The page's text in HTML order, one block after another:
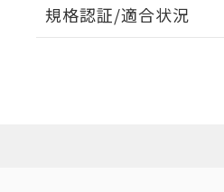
EU RoHS 注意事項・凡例
規格認証/適合状況